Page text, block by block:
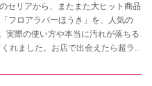
セリアから、またまた大ヒット商品
フロアラバーほうき」を、人気の
実際の使い方や本当に汚れが落ちる
れました。お店で出会えたら超ラ